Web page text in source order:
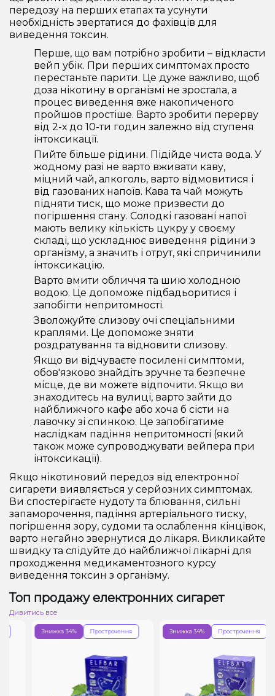
передозу на перших етапах та усунути
необхідність звертатися до фахівців для
виведення токсин.
Перше, що вам потрібно зробити – відкласти
вейп убік. При перших симптомах просто
перестаньте парити. Це дуже важливо, щоб
доза нікотину в організмі не зростала, а
процес виведення вже накопиченого
пройшов простіше. Варто зробити перерву
від 2-х до 10-ти годин залежно від ступеня
інтоксикації.
Пийте більше рідини. Підійде чиста вода. У
жодному разі не варто вживати каву,
міцний чай, алкоголь, варто відмовитися і
від газованих напоїв. Кава та чай можуть
підняти тиск, що може призвести до
погіршення стану. Солодкі газовані напої
мають велику кількість цукру у своєму
складі, що ускладнює виведення рідини з
організму, а значить і отрут, які спричинили
інтоксикацію.
Варто вмити обличчя та шию холодною
водою. Це допоможе підбадьоритися і
запобігти непритомності.
Зволожуйте слизову очі спеціальними
краплями. Це допоможе зняти
роздратування та відновити слизову.
Якщо ви відчуваєте посилені симптоми,
обов'язково знайдіть зручне та безпечне
місце, де ви можете відпочити. Якщо ви
знаходитесь на вулиці, варто зайти до
найближчого кафе або хоча б сісти на
лавочку зі спинкою. Це запобігатиме
наслідкам падіння непритомності (який
також може супроводжувати вейпера при
інтоксикації).
Якщо нікотиновий передоз від електронної
сигарети виявляється у серйозних симптомах.
Ви спостерігаєте нудоту та блювання, сильні
запаморочення, падіння артеріального тиску,
погіршення зору, судоми та ослаблення кінцівок,
варто негайно звернутися до лікаря. Викликайте
швидку та слідуйте до найближчої лікарні для
проходження медикаментозного курсу
виведення токсин з організму.
Топ продажу електронних сигарет
Дивитись все
Знижка 34% Прострочення Знижка 34% Прострочення